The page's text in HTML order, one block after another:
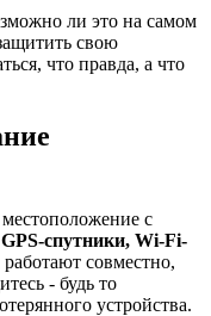
ли это на самом
свою
что правда, а что
с
GPS-спутники, Wi-Fi-
совместно,
- будь то
устройства.